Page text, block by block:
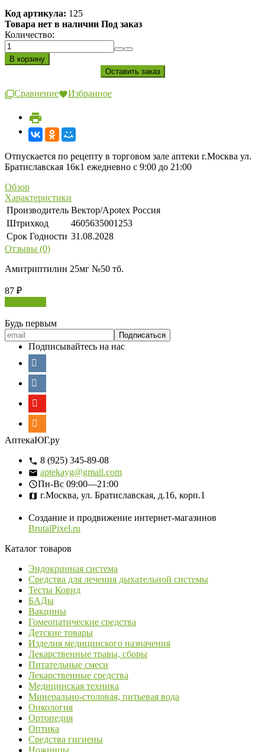
Код артикула: 125
Товара нет в наличии Под заказ
Количество:
Сравнение Избранное
Отпускается по рецепту в торговом зале аптеки г.Москва ул.
Братиславская 16к1 ежедневно с 9:00 до 21:00
Обзор
Характеристики
Производитель Вектор/Apotex Россия
Штрихкод
4605635001253
Срок Годности 31.08.2028
Отзывы (0)
Амитриптилин 25мг №50 тб.
87 ₽
Будь первым
Подписывайтесь на нас
АптекаЮГ.ру
8 (925) 345-89-08
aptekayg@gmail.com
Пн-Вс 09:00—21:00
г.Москва, ул. Братиславская, д.16, корп.1
Создание и продвижение интернет-магазинов
BrutalPixel.ru
Каталог товаров
Эндокринная система
Средства для лечения дыхательной системы
Тесты Ковид
БАДы
Вакцины
Гомеопатические средства
Детские товары
Изделия медицинского назначения
Лекарственные травы, сборы
Питательные смеси
Лекарственные средства
Медицинская техника
Минерально-столовая, питьевая вода
Онкология
Ортопедия
Оптика
Средства гигиены